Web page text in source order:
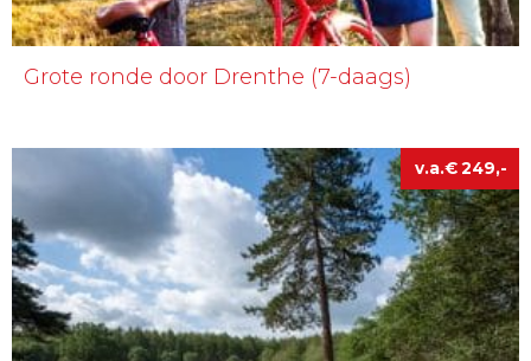
Grote ronde door Drenthe (7-daags)
€249